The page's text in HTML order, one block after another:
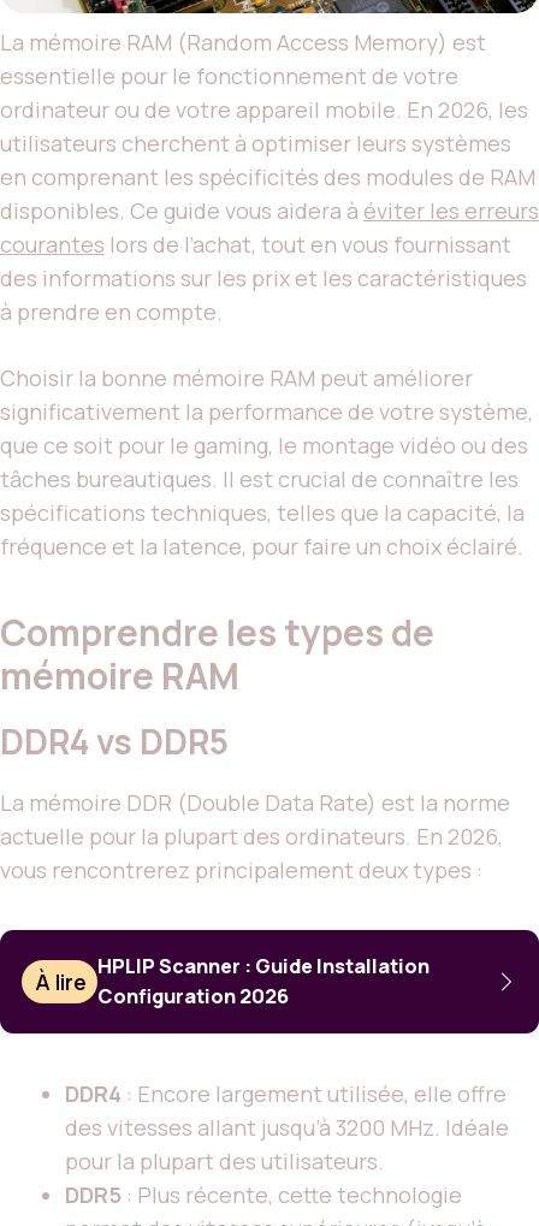
La mémoire RAM (Random Access Memory) est
essentielle pour le fonctionnement de votre
ordinateur ou de votre appareil mobile. En 2026, les
utilisateurs cherchent à optimiser leurs systèmes
en comprenant les spécificités des modules de RAM
disponibles. Ce guide vous aidera à éviter les erreurs
courantes lors de l’achat, tout en vous fournissant
des informations sur les prix et les caractéristiques
à prendre en compte.
Choisir la bonne mémoire RAM peut améliorer
significativement la performance de votre système,
que ce soit pour le gaming, le montage vidéo ou des
tâches bureautiques. Il est crucial de connaître les
spécifications techniques, telles que la capacité, la
fréquence et la latence, pour faire un choix éclairé.
Comprendre les types de
mémoire RAM
DDR4 vs DDR5
La mémoire DDR (Double Data Rate) est la norme
actuelle pour la plupart des ordinateurs. En 2026,
vous rencontrerez principalement deux types :
À lire
HPLIP Scanner : Guide Installation
Configuration 2026
DDR4 : Encore largement utilisée, elle offre
des vitesses allant jusqu’à 3200 MHz. Idéale
pour la plupart des utilisateurs.
DDR5 : Plus récente, cette technologie